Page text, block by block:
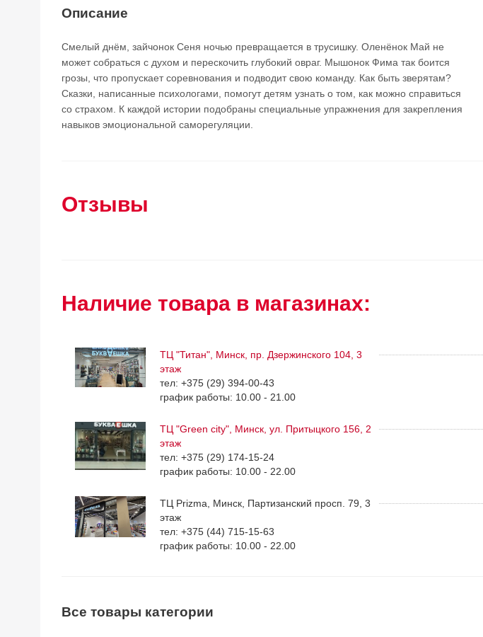
Описание
Смелый днём, зайчонок Сеня ночью превращается в трусишку. Оленёнок Май не
может собраться с духом и перескочить глубокий овраг. Мышонок Фима так боится
грозы, что пропускает соревнования и подводит свою команду. Как быть зверятам?
Сказки, написанные психологами, помогут детям узнать о том, как можно справиться
со страхом. К каждой истории подобраны специальные упражнения для закрепления
навыков эмоциональной саморегуляции.
Отзывы
Наличие товара в магазинах:
ТЦ "Титан", Минск, пр. Дзержинского 104, 3
этаж
тел: +375 (29) 394-00-43
график работы: 10.00 - 21.00
ТЦ "Green city", Минск, ул. Притыцкого 156, 2
этаж
тел: +375 (29) 174-15-24
график работы: 10.00 - 22.00
ТЦ Prizma, Минск, Партизанский просп. 79, 3
этаж
тел: +375 (44) 715-15-63
график работы: 10.00 - 22.00
Все товары категории